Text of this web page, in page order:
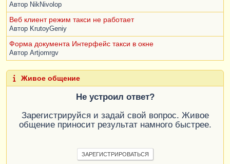
Автор NikNivolop
Веб клиент режим такси не работает
Автор KrutoyGeniy
Форма документа Интерфейс такси в окне
Автор Artjomrgv
Живое общение
Не устроил ответ?
Зарегистрируйся и задай свой вопрос. Живое
общение приносит результат намного быстрее.
ЗАРЕГИСТРИРОВАТЬСЯ